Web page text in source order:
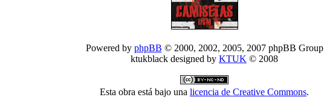
Powered by phpBB © 2000, 2002, 2005, 2007 phpBB Group
ktukblack designed by KTUK © 2008
Esta obra está bajo una licencia de Creative Commons.